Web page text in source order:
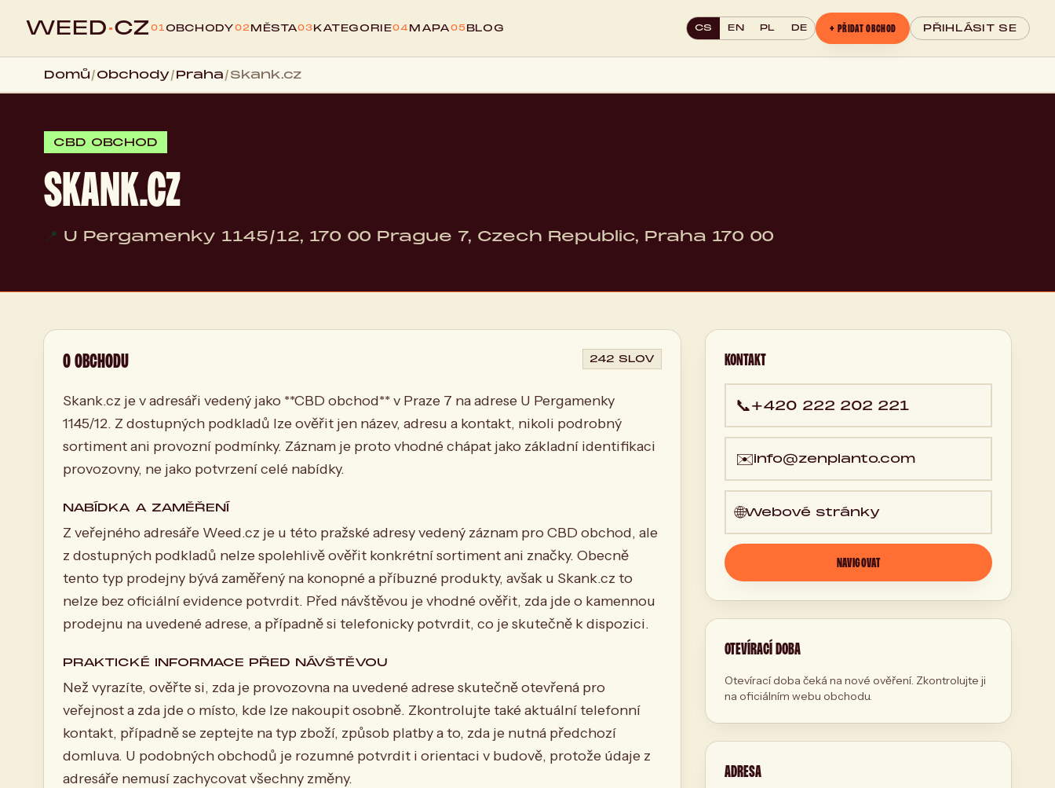
WEED·CZ 01OBCHODY02 MĚSTA03 KATEGORIE04 MAPA05 BLOG CS EN PL DE + PŘIDAT OBCHOD PŘIHLÁSIT SE
Domů/Obchody/Praha/Skank.cz
CBD OBCHOD
SKANK.CZ
📍 U Pergamenky 1145/12, 170 00 Prague 7, Czech Republic, Praha 170 00
O OBCHODU 242 SLOV
Skank.cz je v adresáři vedený jako **CBD obchod** v Praze 7 na adrese U Pergamenky
1145/12. Z dostupných podkladů lze ověřit jen název, adresu a kontakt, nikoli podrobný
sortiment ani provozní podmínky. Záznam je proto vhodné chápat jako základní identifikaci
provozovny, ne jako potvrzení celé nabídky.
NABÍDKA A ZAMĚŘENÍ
Z veřejného adresáře Weed.cz je u této pražské adresy vedený záznam pro CBD obchod, ale
z dostupných podkladů nelze spolehlivě ověřit konkrétní sortiment ani značky. Obecně
tento typ prodejny bývá zaměřený na konopné a příbuzné produkty, avšak u Skank.cz to
nelze bez oficiální evidence potvrdit. Před návštěvou je vhodné ověřit, zda jde o kamennou
prodejnu na uvedené adrese, a případně si telefonicky potvrdit, co je skutečně k dispozici.
PRAKTICKÉ INFORMACE PŘED NÁVŠTĚVOU
Než vyrazíte, ověřte si, zda je provozovna na uvedené adrese skutečně otevřená pro
veřejnost a zda jde o místo, kde lze nakoupit osobně. Zkontrolujte také aktuální telefonní
kontakt, případně se zeptejte na typ zboží, způsob platby a to, zda je nutná předchozí
domluva. U podobných obchodů je rozumné potvrdit i orientaci v budově, protože údaje z
adresáře nemusí zachycovat všechny změny.
KONTAKT
📞+420 222 202 221
✉️info@zenplanto.com
🌐Webové stránky
NAVIGOVAT
OTEVÍRACÍ DOBA
Otevírací doba čeká na nové ověření. Zkontrolujte ji
na oficiálním webu obchodu.
ADRESA